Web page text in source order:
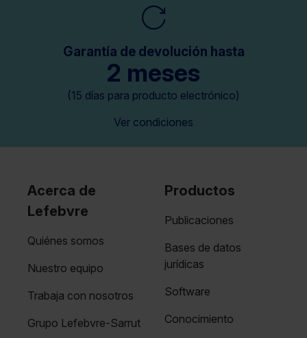
Garantía de devolución hasta
2 meses
(15 días para producto electrónico)
Ver condiciones
Acerca de
Lefebvre
Quiénes somos
Nuestro equipo
Trabaja con nosotros
Grupo Lefebvre-Sarrut
Productos
Publicaciones
Bases de datos
jurídicas
Software
Conocimiento